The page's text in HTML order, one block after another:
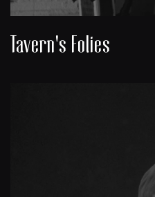
Tavern's Folies